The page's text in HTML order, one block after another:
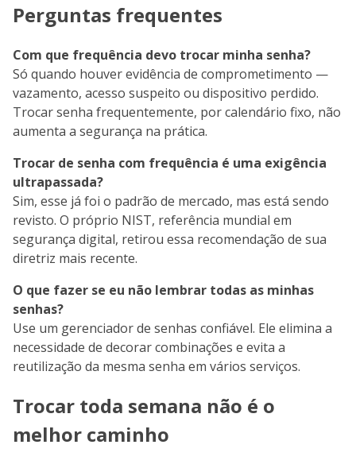
Perguntas frequentes
Com que frequência devo trocar minha senha?
Só quando houver evidência de comprometimento —
vazamento, acesso suspeito ou dispositivo perdido.
Trocar senha frequentemente, por calendário fixo, não
aumenta a segurança na prática.
Trocar de senha com frequência é uma exigência
ultrapassada?
Sim, esse já foi o padrão de mercado, mas está sendo
revisto. O próprio NIST, referência mundial em
segurança digital, retirou essa recomendação de sua
diretriz mais recente.
O que fazer se eu não lembrar todas as minhas
senhas?
Use um gerenciador de senhas confiável. Ele elimina a
necessidade de decorar combinações e evita a
reutilização da mesma senha em vários serviços.
Trocar toda semana não é o
melhor caminho